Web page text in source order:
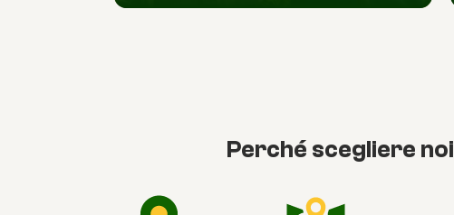
Perché scegliere noi